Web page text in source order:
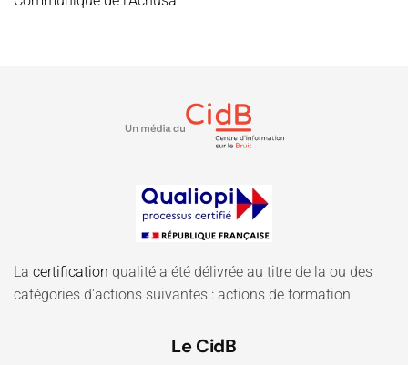
La certification qualité a été délivrée au titre de la ou des
catégories d'actions suivantes : actions de formation.
Le CidB